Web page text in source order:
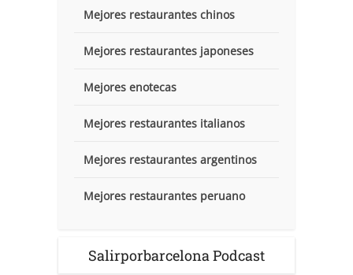
Mejores restaurantes chinos
Mejores restaurantes japoneses
Mejores enotecas
Mejores restaurantes italianos
Mejores restaurantes argentinos
Mejores restaurantes peruano
Salirporbarcelona Podcast